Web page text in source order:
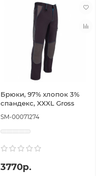
Брюки, 97% хлопок 3%
спандекс, XXXL Gross
SM-00071274
3770р.